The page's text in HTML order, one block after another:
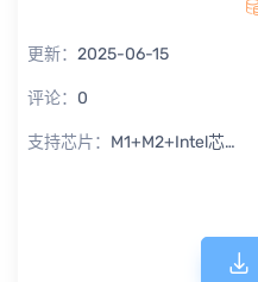
更新： 2025-06-15
评论： 0
支持芯片： M1+M2+Intel芯片通用